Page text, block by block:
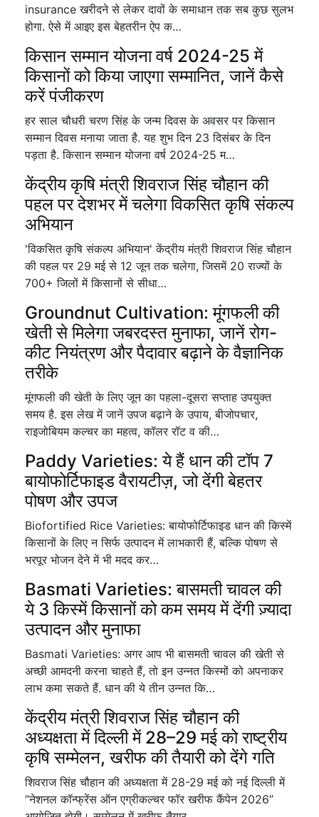
insurance खरीदने से लेकर दावों के समाधान तक सब कुछ सुलभ
होगा. ऐसे में आइए इस बेहतरीन ऐप क…
किसान सम्मान योजना वर्ष 2024-25 में
किसानों को किया जाएगा सम्मानित, जानें कैसे
करें पंजीकरण
हर साल चौधरी चरण सिंह के जन्म दिवस के अवसर पर किसान
सम्मान दिवस मनाया जाता है. यह शुभ दिन 23 दिसंबर के दिन
पड़ता है. किसान सम्मान योजना वर्ष 2024-25 म…
केंद्रीय कृषि मंत्री शिवराज सिंह चौहान की
पहल पर देशभर में चलेगा विकसित कृषि संकल्प
अभियान
'विकसित कृषि संकल्प अभियान' केंद्रीय मंत्री शिवराज सिंह चौहान
की पहल पर 29 मई से 12 जून तक चलेगा, जिसमें 20 राज्यों के
700+ जिलों में किसानों से सीधा…
Groundnut Cultivation: मूंगफली की
खेती से मिलेगा जबरदस्त मुनाफा, जानें रोग-
कीट नियंत्रण और पैदावार बढ़ाने के वैज्ञानिक
तरीके
मूंगफली की खेती के लिए जून का पहला-दूसरा सप्ताह उपयुक्त
समय है. इस लेख में जानें उपज बढ़ाने के उपाय, बीजोपचार,
राइजोबियम कल्चर का महत्व, कॉलर रॉट व की…
Paddy Varieties: ये हैं धान की टॉप 7
बायोफोर्टिफाइड वैरायटीज़, जो देंगी बेहतर
पोषण और उपज
Biofortified Rice Varieties: बायोफोर्टिफाइड धान की किस्में
किसानों के लिए न सिर्फ उत्पादन में लाभकारी हैं, बल्कि पोषण से
भरपूर भोजन देने में भी मदद कर…
Basmati Varieties: बासमती चावल की
ये 3 किस्में किसानों को कम समय में देंगी ज़्यादा
उत्पादन और मुनाफा
Basmati Varieties: अगर आप भी बासमती चावल की खेती से
अच्छी आमदनी करना चाहते हैं, तो इन उन्नत किस्मों को अपनाकर
लाभ कमा सकते हैं. धान की ये तीन उन्नत कि…
केंद्रीय मंत्री शिवराज सिंह चौहान की
अध्यक्षता में दिल्ली में 28–29 मई को राष्ट्रीय
कृषि सम्मेलन, खरीफ की तैयारी को देंगे गति
शिवराज सिंह चौहान की अध्यक्षता में 28-29 मई को नई दिल्ली में
“नेशनल कॉन्फ्रेंस ऑन एग्रीकल्चर फॉर खरीफ कैंपेन 2026”